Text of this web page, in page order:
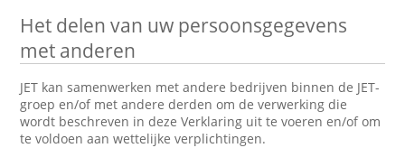
Het delen van uw persoonsgegevens
met anderen
JET kan samenwerken met andere bedrijven binnen de JET-
groep en/of met andere derden om de verwerking die
wordt beschreven in deze Verklaring uit te voeren en/of om
te voldoen aan wettelijke verplichtingen.